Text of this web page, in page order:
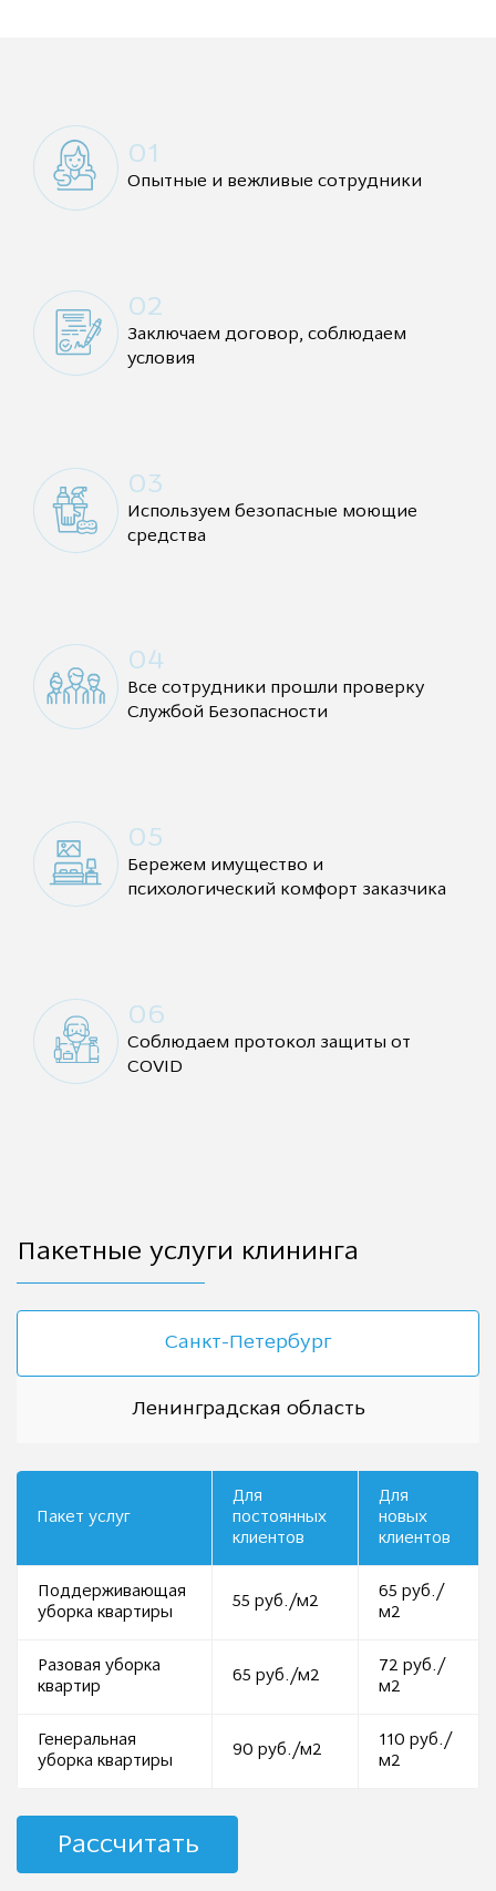
01
Опытные и вежливые сотрудники
02
Заключаем договор, соблюдаем
условия
03
Используем безопасные моющие
средства
04
Все сотрудники прошли проверку
Службой Безопасности
05
Бережем имущество и
психологический комфорт заказчика
06
Соблюдаем протокол защиты от
COVID
Пакетные услуги клининга
Санкт-Петербург
Ленинградская область
Пакет услуг
Для
постоянных
клиентов
Для
новых
клиентов
Поддерживающая
уборка квартиры
55 руб./м2
65 руб./
м2
Разовая уборка
квартир
65 руб./м2
72 руб./
м2
Генеральная
уборка квартиры
90 руб./м2
110 руб./
м2
Рассчитать